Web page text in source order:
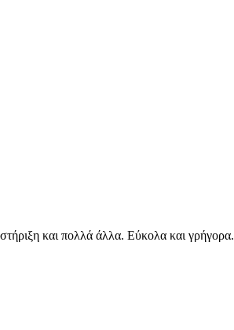
και πολλά άλλα. Εύκολα και γρήγορα.